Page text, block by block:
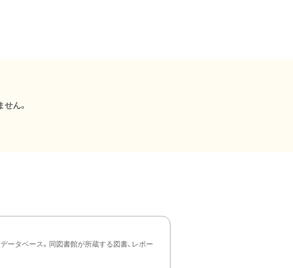
ん。
ータベース。同図書館が所蔵する図書、レポー